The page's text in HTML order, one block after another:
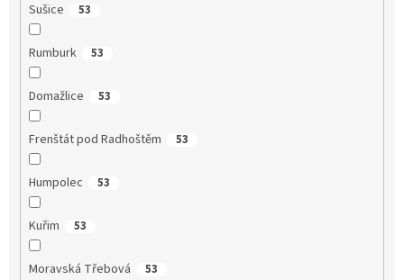
Sušice 53
Rumburk 53
Domažlice 53
Frenštát pod Radhoštěm 53
Humpolec 53
Kuřim 53
Moravská Třebová 53